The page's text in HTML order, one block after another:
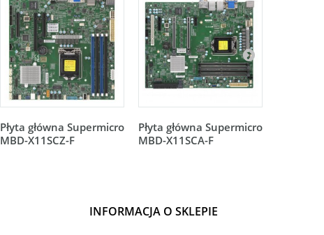
Płyta główna Supermicro
MBD-X11SCZ-F
Płyta główna Supermicro
MBD-X11SCA-F
INFORMACJA O SKLEPIE